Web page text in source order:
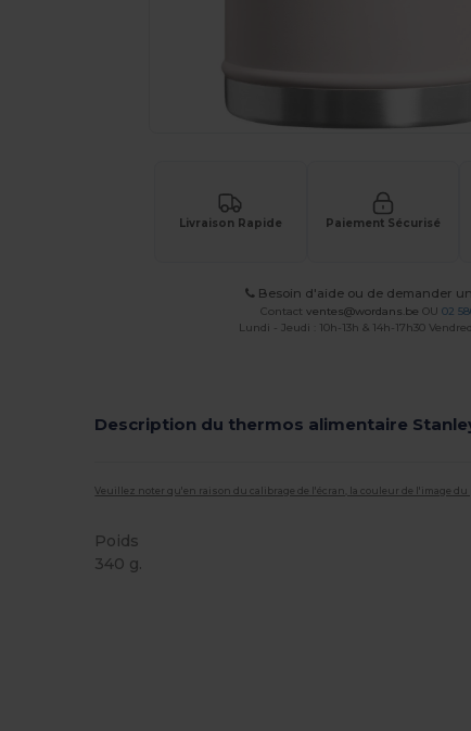
Livraison Rapide Paiement Sécurisé
Besoin d'aide ou de demander
Contactventes@wordans.be OU02
Lundi - Jeudi : 10h-13h & 14h-17h30
Description du thermos alimentaire
Veuillez noter qu'en raison du calibrage de l'écran, la couleur de l'image
Poids
340 g.